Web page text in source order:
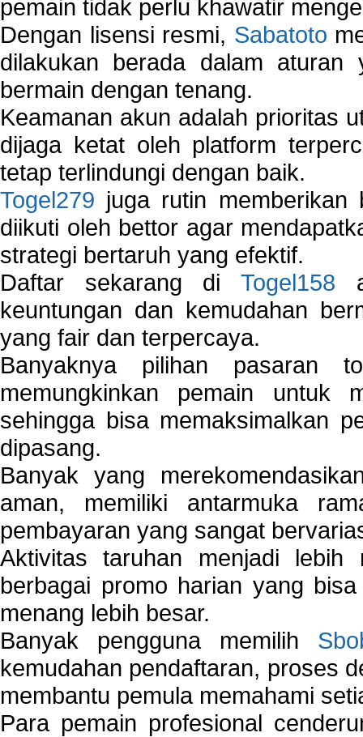
pemain tidak perlu khawatir
Dengan lisensi resmi, Sabatoto
dilakukan berada dalam
bermain dengan tenang.
Keamanan akun adalah prioritas
dijaga ketat oleh platform
tetap terlindungi dengan baik.
Togel279 juga rutin
diikuti oleh bettor agar
strategi bertaruh yang efektif.
Daftar sekarang di Togel158
keuntungan dan kemudahan
yang fair dan terpercaya.
Banyaknya pilihan pasaran
memungkinkan pemain untuk
sehingga bisa memaksimalkan
dipasang.
Banyak yang
aman, memiliki antarmuka
pembayaran yang sangat
Aktivitas taruhan menjadi
berbagai promo harian yang
menang lebih besar.
Banyak pengguna memilih
kemudahan pendaftaran, proses
membantu pemula memahami
Para pemain profesional